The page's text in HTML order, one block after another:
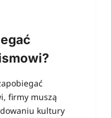
firmy muszą
kultury